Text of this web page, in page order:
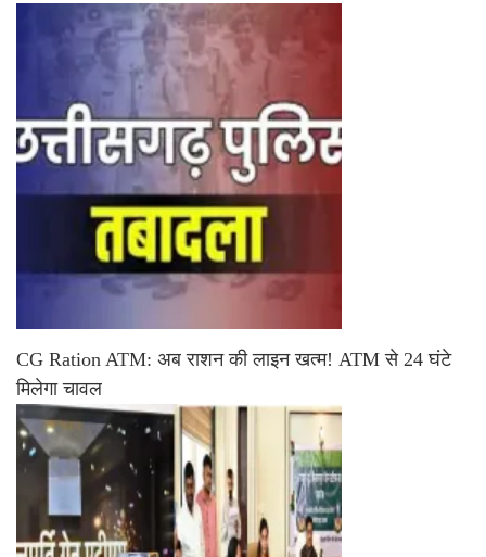
CG Ration ATM: अब राशन की लाइन खत्म! ATM से 24 घंटे
मिलेगा चावल